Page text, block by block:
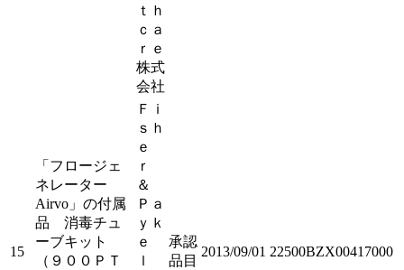
ｔｈ
ｃａ
ｒｅ
株式
会社
15
「フロージェ
ネレーター
Airvo」の付属
品 消毒チュ
ーブキット
（９００ＰＴ
Ｆｉ
ｓｈ
ｅ
ｒ
＆
Ｐａ
ｙｋ
ｅ
ｌ
承認
品目
2013/09/01 22500BZX00417000